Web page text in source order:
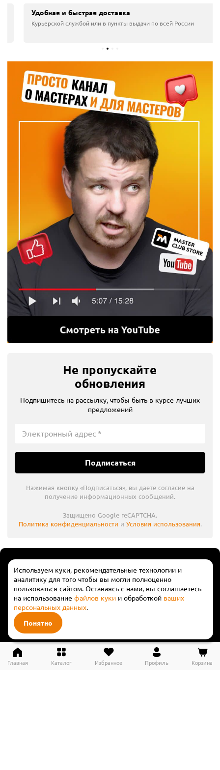
Используем куки, рекомендательные технологии и
аналитику для того чтобы вы могли полноценно
пользоваться сайтом. Оставаясь с нами, вы соглашаетесь
на использование файлов куки и обработкой ваших
персональных данных.
Понятно
Светорегуляторы (диммеры)
Популярные бренды
Systeme Electric (Schneider Electric)
Удобная и быстрая доставка
Курьерской службой или в пункты выдачи по всей
Не пропускайте
обновления
Подпишитесь на рассылку, чтобы быть в курсе лучших
предложений
Подписаться
Нажимая кнопку «Подписаться», вы даете согласие на
получение информационных сообщений.
Защищено Google reCAPTCHA.
Политика конфиденциальности и Условия использования.
Горячая линия
Москва и Московская область
+7 (495) 118-33-66
Бесплатно по России
Время работы
Понедельник - пятница
Главная Каталог Избранное Профиль Корзина